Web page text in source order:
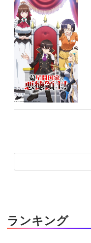
ランキング